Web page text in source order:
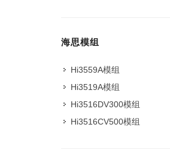
海思模组
Hi3559A模组
Hi3519A模组
Hi3516DV300模组
Hi3516CV500模组